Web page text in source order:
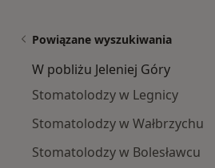
Powiązane wyszukiwania
W pobliżu Jeleniej Góry
Stomatolodzy w Legnicy
Stomatolodzy w Wałbrzychu
Stomatolodzy w Bolesławcu